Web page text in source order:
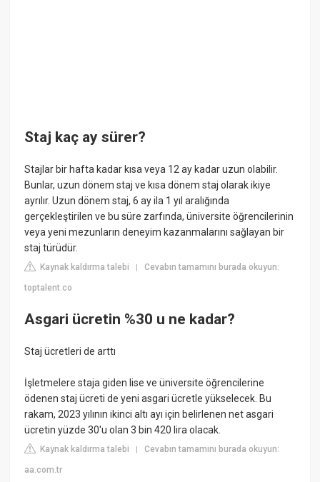
Staj kaç ay sürer?
Stajlar bir hafta kadar kısa veya 12 ay kadar uzun olabilir.
Bunlar, uzun dönem staj ve kısa dönem staj olarak ikiye
ayrılır. Uzun dönem staj, 6 ay ila 1 yıl aralığında
gerçekleştirilen ve bu süre zarfında, üniversite öğrencilerinin
veya yeni mezunların deneyim kazanmalarını sağlayan bir
staj türüdür.
Kaynak kaldırma talebi |Cevabın tamamını burada okuyun:
toptalent.co
Asgari ücretin %30 u ne kadar?
Staj ücretleri de arttı
İşletmelere staja giden lise ve üniversite öğrencilerine
ödenen staj ücreti de yeni asgari ücretle yükselecek. Bu
rakam, 2023 yılının ikinci altı ayı için belirlenen net asgari
ücretin yüzde 30'u olan 3 bin 420 lira olacak.
Kaynak kaldırma talebi |Cevabın tamamını burada okuyun:
aa.com.tr